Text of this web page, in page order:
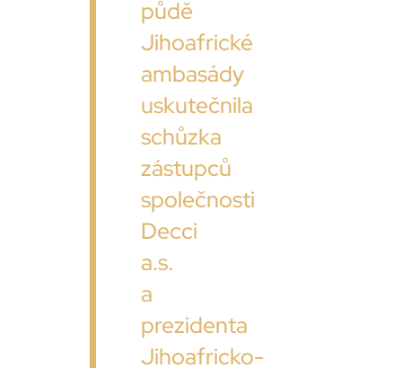
půdě
Jihoafrické
ambasády
uskutečnila
schůzka
zástupců
společnosti
Decci
a.s.
a
prezidenta
Jihoafricko-